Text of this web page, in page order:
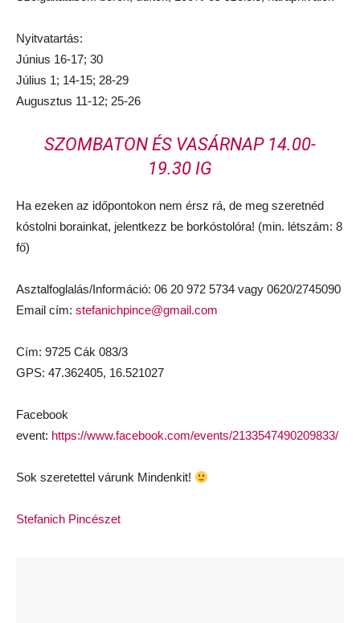
Nyitvatartás:
Június 16-17; 30
Július 1; 14-15; 28-29
Augusztus 11-12; 25-26
SZOMBATON ÉS VASÁRNAP 14.00-
19.30 IG
Ha ezeken az időpontokon nem érsz rá, de meg szeretnéd
kóstolni borainkat, jelentkezz be borkóstolóra! (min. létszám: 8
fő)
Asztalfoglalás/Információ: 06 20 972 5734 vagy 0620/2745090
Email cím: stefanichpince@gmail.com
Cím: 9725 Cák 083/3
GPS: 47.362405, 16.521027
Facebook
event: https://www.facebook.com/events/2133547490209833/
Sok szeretettel várunk Mindenkit!
Stefanich Pincészet